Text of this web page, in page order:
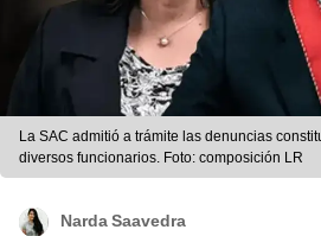
La SAC admitió a trámite las denuncias
diversos funcionarios. Foto: composición LR
Narda Saavedra